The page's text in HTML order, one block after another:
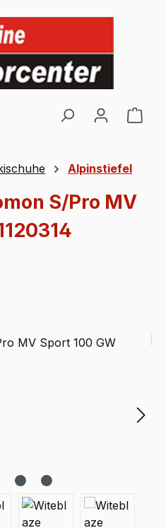
Alpinstiefel
S/Pro MV